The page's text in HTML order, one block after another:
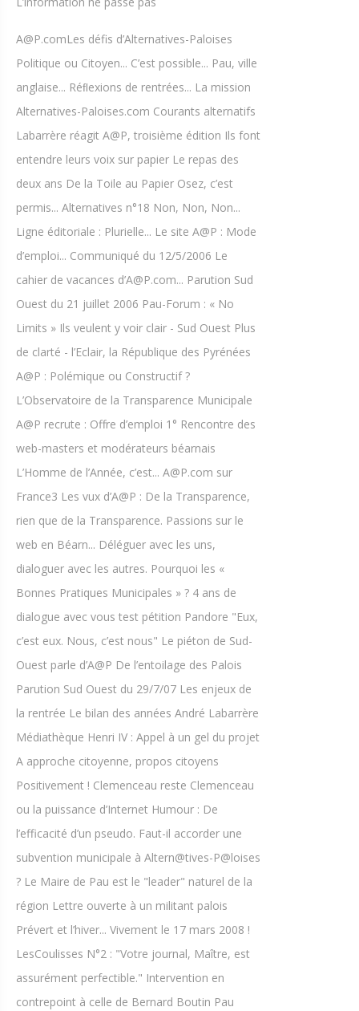
A@P.comLes défis d’Alternatives-Paloises
Politique ou Citoyen... C’est possible... Pau, ville
anglaise... Réﬂexions de rentrées... La mission
Alternatives-Paloises.com Courants alternatifs
Labarrère réagit A@P, troisième édition Ils font
entendre leurs voix sur papier Le repas des
deux ans De la Toile au Papier Osez, c’est
permis... Alternatives n°18 Non, Non, Non...
Ligne éditoriale : Plurielle... Le site A@P : Mode
d’emploi... Communiqué du 12/5/2006 Le
cahier de vacances d’A@P.com... Parution Sud
Ouest du 21 juillet 2006 Pau-Forum : « No
Limits » Ils veulent y voir clair - Sud Ouest Plus
de clarté - l’Eclair, la République des Pyrénées
A@P : Polémique ou Constructif ?
L’Observatoire de la Transparence Municipale
A@P recrute : Offre d’emploi 1° Rencontre des
web-masters et modérateurs béarnais
L’Homme de l’Année, c’est... A@P.com sur
France3 Les vux d’A@P : De la Transparence,
rien que de la Transparence. Passions sur le
web en Béarn... Déléguer avec les uns,
dialoguer avec les autres. Pourquoi les «
Bonnes Pratiques Municipales » ? 4 ans de
dialogue avec vous test pétition Pandore "Eux,
c’est eux. Nous, c’est nous" Le piéton de Sud-
Ouest parle d’A@P De l’entoilage des Palois
Parution Sud Ouest du 29/7/07 Les enjeux de
la rentrée Le bilan des années André Labarrère
Médiathèque Henri IV : Appel à un gel du projet
A approche citoyenne, propos citoyens
Positivement ! Clemenceau reste Clemenceau
ou la puissance d’Internet Humour : De
l’efficacité d’un pseudo. Faut-il accorder une
subvention municipale à Altern@tives-P@loises
? Le Maire de Pau est le "leader" naturel de la
région Lettre ouverte à un militant palois
Prévert et l’hiver... Vivement le 17 mars 2008 !
LesCoulisses N°2 : "Votre journal, Maître, est
assurément perfectible." Intervention en
contrepoint à celle de Bernard Boutin Pau